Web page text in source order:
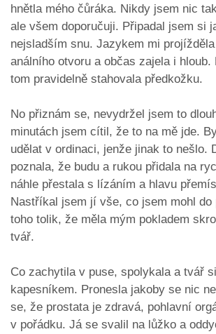
hnětla mého čůráka. Nikdy jsem nic
ale všem doporučuji. Připadal jsem si
nejsladším snu. Jazykem mi
análního otvoru a občas zajela i hloub.
tom pravidelně stahovala předkožku.
No přiznám se, nevydržel jsem to
minutách jsem cítil, že to na mě jde.
udělat v ordinaci, jenže jinak to nešlo.
poznala, že budu a rukou přidala na
náhle přestala s lízáním a hlavu
Nastříkal jsem jí vše, co jsem mohl do
toho tolik, že měla mým pokladem
tvář.
Co zachytila v puse, spolykala a tvář
kapesníkem. Pronesla jakoby se nic
se, že prostata je zdravá, pohlavní
v pořádku. Já se svalil na lůžko a